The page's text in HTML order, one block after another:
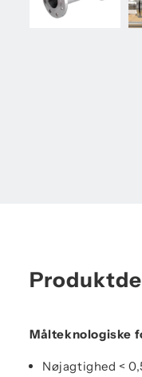
Målteknologiske
Nøjagtighed <